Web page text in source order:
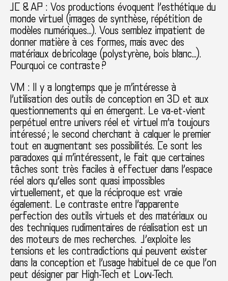
J C & AP : Vos productions évoquent l’esthétique du
monde virtuel (images de synthèse, répétition de
modèles numériques…). Vous semblez impatient de
donner matière à ces formes, mais avec des
matériaux de bricolage (polystyrène, bois blanc…).
Pourquoi ce contraste ?
VM : Il y a longtemps que je m’intéresse à
l’utilisation des outils de conception en 3D et aux
questionnements qui en émergent. Le va-et-vient
perpétuel entre univers réel et virtuel m’a toujours
intéressé ; le second cherchant à calquer le premier
tout en augmentant ses possibilités. Ce sont les
paradoxes qui m’intéressent, le fait que certaines
tâches sont très faciles à effectuer dans l’espace
réel alors qu’elles sont quasi impossibles
virtuellement, et que la réciproque est vraie
également. Le contraste entre l’apparente
perfection des outils virtuels et des matériaux ou
des techniques rudimentaires de réalisation est un
des moteurs de mes recherches. J’exploite les
tensions et les contradictions qui peuvent exister
dans la conception et l’usage habituel de ce que l’on
peut désigner par High-Tech et Low-Tech.